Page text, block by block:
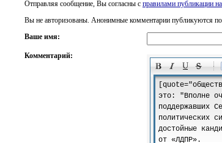
Отправляя сообщение, Вы согласны с правилами публикации на
Вы не авторизованы. Анонимные комментарии публикуются
Ваше имя:
Комментарий:
-
-
-
-
-
-
-
-